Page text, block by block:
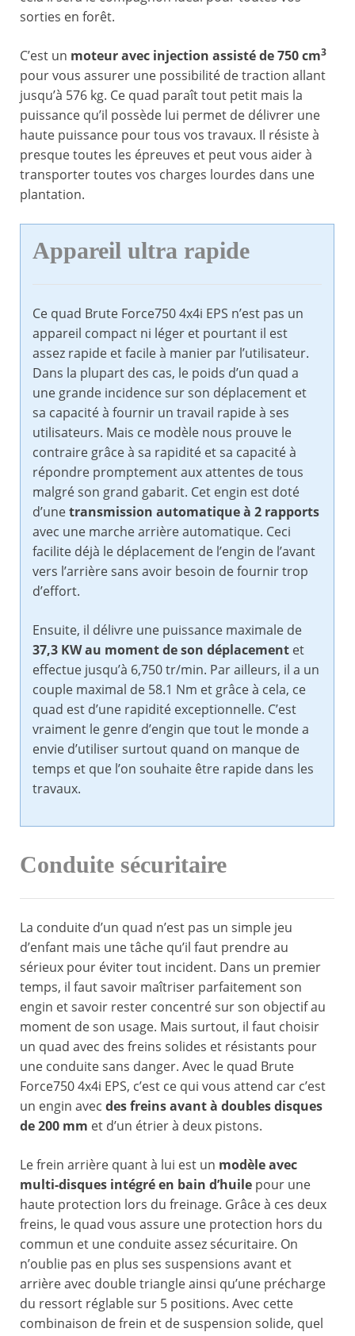
sorties en forêt.
C’est un moteur avec injection assisté de 750 cm3
pour vous assurer une possibilité de traction allant
jusqu’à 576 kg. Ce quad paraît tout petit mais la
puissance qu’il possède lui permet de délivrer une
haute puissance pour tous vos travaux. Il résiste à
presque toutes les épreuves et peut vous aider à
transporter toutes vos charges lourdes dans une
plantation.
Appareil ultra rapide
Ce quad Brute Force750 4x4i EPS n’est pas un
appareil compact ni léger et pourtant il est
assez rapide et facile à manier par l’utilisateur.
Dans la plupart des cas, le poids d’un quad a
une grande incidence sur son déplacement et
sa capacité à fournir un travail rapide à ses
utilisateurs. Mais ce modèle nous prouve le
contraire grâce à sa rapidité et sa capacité à
répondre promptement aux attentes de tous
malgré son grand gabarit. Cet engin est doté
d’unetransmission automatique à 2 rapports
avec une marche arrière automatique. Ceci
facilite déjà le déplacement de l’engin de l’avant
vers l’arrière sans avoir besoin de fournir trop
d’effort.
Ensuite, il délivre une puissance maximale de
37,3 KWau moment de son déplacement et
effectue jusqu’à 6,750 tr/min. Par ailleurs, il a un
couple maximal de 58.1 Nm et grâce à cela, ce
quad est d’une rapidité exceptionnelle. C’est
vraiment le genre d’engin que tout le monde a
envie d’utiliser surtout quand on manque de
temps et que l’on souhaite être rapide dans les
travaux.
Conduite sécuritaire
La conduite d’un quad n’est pas un simple jeu
d’enfant mais une tâche qu’il faut prendre au
sérieux pour éviter tout incident. Dans un premier
temps, il faut savoir maîtriser parfaitement son
engin et savoir rester concentré sur son objectif au
moment de son usage. Mais surtout, il faut choisir
un quad avec des freins solides et résistants pour
une conduite sans danger. Avec le quad Brute
Force750 4x4i EPS, c’est ce qui vous attend car c’est
un engin avec des freins avant à doubles disques
de 200 mm et d’un étrier à deux pistons.
Le frein arrière quant à lui est un modèle avec
multi-disques intégré en bain d’huile pour une
haute protection lors du freinage. Grâce à ces deux
freins, le quad vous assure une protection hors du
commun et une conduite assez sécuritaire. On
n’oublie pas en plus ses suspensions avant et
arrière avec double triangle ainsi qu’une précharge
du ressort réglable sur 5 positions. Avec cette
combinaison de frein et de suspension solide, quel